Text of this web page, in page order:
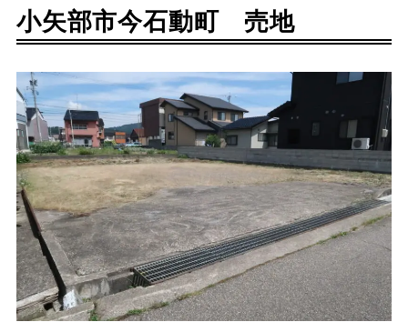
小矢部市今石動町 売地